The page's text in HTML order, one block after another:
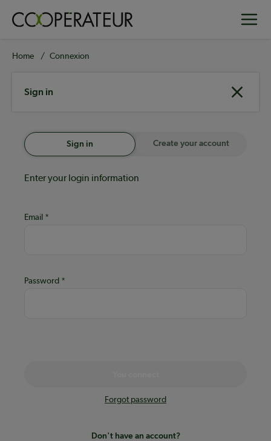
content
Breadcrumb
Home Connexion
Sign in
Sign in Create your account
Enter your login information
Email
Password
Forgot password
Don't have an account?